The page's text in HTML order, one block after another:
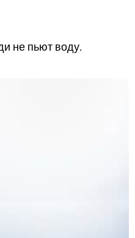
не пьют воду.